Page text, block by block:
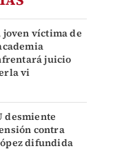
joven víctima de
juicio
vi
desmiente
contra
difundida